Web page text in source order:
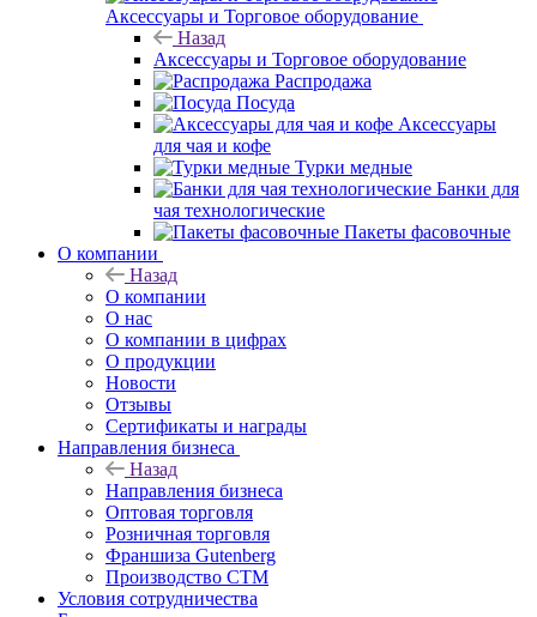
Аксессуары и Торговое оборудование
Назад
Аксессуары и Торговое оборудование
Распродажа
Посуда
Аксессуары
для чая и кофе
Турки медные
Банки для
чая технологические
Пакеты фасовочные
О компании
Назад
О компании
О нас
О компании в цифрах
О продукции
Новости
Отзывы
Сертификаты и награды
Направления бизнеса
Назад
Направления бизнеса
Оптовая торговля
Розничная торговля
Франшиза Gutenberg
Производство СТМ
Условия сотрудничества